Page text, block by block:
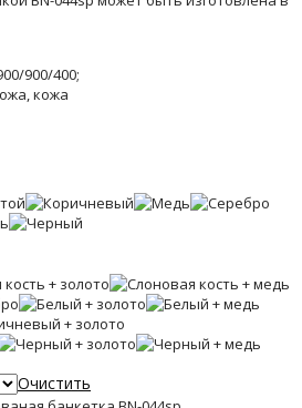
900/400;
кожа
Очистить